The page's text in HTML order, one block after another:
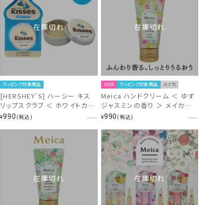
在庫切れ
ラッピング対象商品
[HERSHEY'S] ハーシー キス
リップスクラブ ＜ ホワイトカカ
オの香り ＞ HS20148
¥990 税込
在庫切れ
NEW ラッピング対象商品 メイカ
Meica ハンドクリーム ＜ ゆず
ジャスミンの香り ＞ メイカ
ME86633
¥990 税込
在庫切れ 在庫切れ